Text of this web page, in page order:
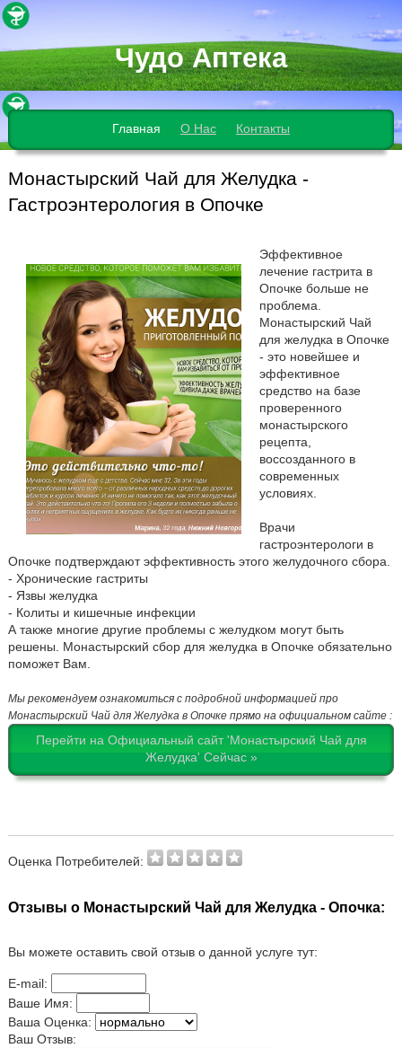
Чудо Аптека
Главная О Нас Контакты
Монастырский Чай для Желудка -
Гастроэнтерология в Опочке
Эффективное
лечение гастрита в
Опочке больше не
проблема.
Монастырский Чай
для желудка в Опочке
- это новейшее и
эффективное
средство на базе
проверенного
монастырского
рецепта,
воссозданного в
современных
условиях.
Врачи
гастроэнтерологи в
Опочке подтверждают эффективность этого желудочного сбора.
- Хронические гастриты
- Язвы желудка
- Колиты и кишечные инфекции
А также многие другие проблемы с желудком могут быть
решены. Монастырский сбор для желудка в Опочке обязательно
поможет Вам.
Мы рекомендуем ознакомиться с подробной информацией про
Монастырский Чай для Желудка в Опочке прямо на официальном сайте :
Перейти на Официальный сайт 'Монастырский Чай для
Желудка' Сейчас »
Оценка Потребителей:
Отзывы о Монастырский Чай для Желудка - Опочка:
Вы можете оставить свой отзыв о данной услуге тут:
E-mail:
Ваше Имя:
Ваша Оценка:
Ваш Отзыв: